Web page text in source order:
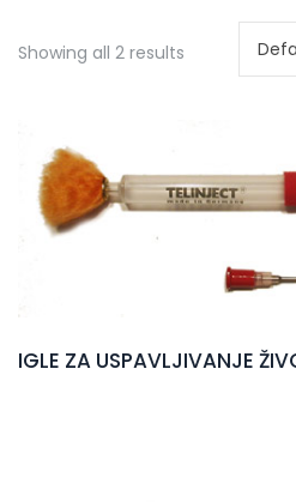
Showing all 2 results
IGLE ZA USPAVLJIVANJE